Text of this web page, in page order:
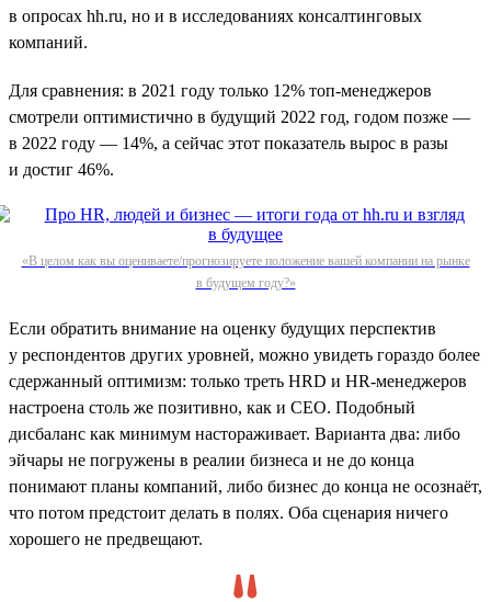
в опросах hh.ru, но и в исследованиях консалтинговых
компаний.
Для сравнения: в 2021 году только 12% топ-менеджеров
смотрели оптимистично в будущий 2022 год, годом позже —
в 2022 году — 14%, а сейчас этот показатель вырос в разы
и достиг 46%.
«В целом как вы оцениваете/прогнозируете положение вашей компании на рынке
в будущем году?»
Если обратить внимание на оценку будущих перспектив
у респондентов других уровней, можно увидеть гораздо более
сдержанный оптимизм: только треть HRD и HR-менеджеров
настроена столь же позитивно, как и СЕО. Подобный
дисбаланс как минимум настораживает. Варианта два: либо
эйчары не погружены в реалии бизнеса и не до конца
понимают планы компаний, либо бизнес до конца не осознаёт,
что потом предстоит делать в полях. Оба сценария ничего
хорошего не предвещают.